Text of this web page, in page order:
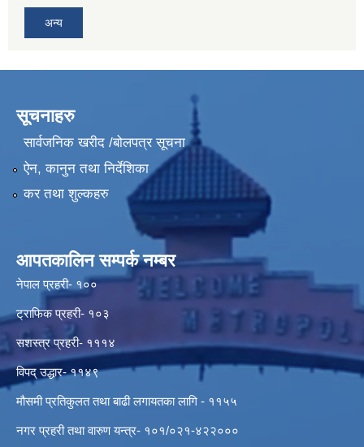
अन्य
सूचनाहरु
सार्वजनिक खरीद /बोलपत्र सूचना
ऐन, कानुन तथा निर्देशिका
कर तथा शुल्कहरु
आपतकालिन सम्पर्क नम्बर
नेपाल प्रहरी- १००
ट्राफिक प्रहरी- १०३
सशस्त्र प्रहरी- १११४
विपद् उद्धार- ११४९
मौसमी प्रतिकुलत तथा बाढी लगायतका लागि - ११५५
नगर प्रहरी तथा वारुण यन्त्र- १०१/०२१-४२२०००